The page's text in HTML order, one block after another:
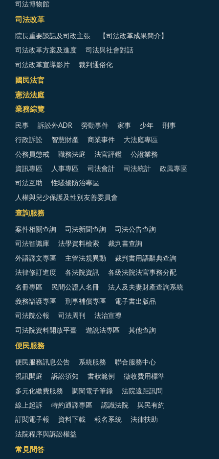
司法博物館
司法改革
院長重要談話及司改主張 【司法改革成果簡介】
司法改革方案及進度 司法與社會對話
司法改革宣導影片 裁判通俗化
國民法官
憲法法庭
業務綜覽
民事 訴訟外ADR 勞動事件 家事 少年 刑事
行政訴訟 智慧財產 商業事件 大法庭專區
公務員懲戒 職務法庭 法官評鑑 公證業務
資訊專區 人事專區 司法會計 司法統計 政風專區
司法互助 性騷擾防治專區
人權與兒少保護及性別友善委員會
查詢服務
案件相關查詢 司法新聞查詢 司法公告查詢
司法智識庫 法學資料檢索 裁判書查詢
外語譯文專區 主管法規異動 裁判書用語辭典查詢
法律修訂進度 各法院資訊 各級法院法官事務分配
名冊專區 民間公證人名冊 法人及夫妻財產查詢系統
義務辯護專區 刑事補償專區 電子書出版品
司法院公報 司法周刊 法治宣導
司法院資料開放平臺 遊說法專區 其他查詢
便民服務
便民服務訊息公告 系統服務 聯合服務中心
視訊開庭 訴訟須知 書狀範例 徵收費用標準
多元化繳費服務 調閱電子筆錄 法院遠距訊問
線上起訴 特約通譯專區 認識法院 與民有約
訂閱電子報 資料下載 報名系統 法律扶助
法院程序與訴訟權益
常見問答